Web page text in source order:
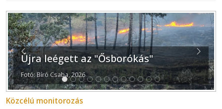
Újra leégett az "Ősborókás"
Fotó: Bíró Csaba, 2026
Previous Next
Közcélú monitorozás